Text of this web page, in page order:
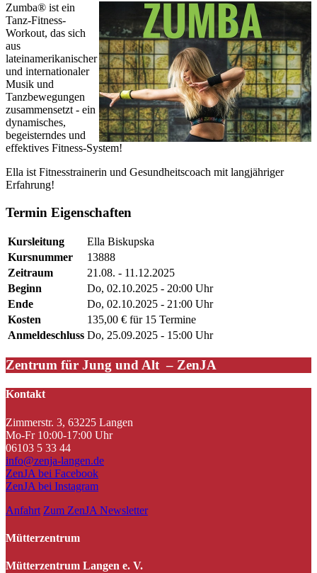
Zumba® ist ein
Tanz-Fitness-
Workout, das sich
aus
lateinamerikanischer
und internationaler
Musik und
Tanzbewegungen
zusammensetzt - ein
dynamisches,
begeisterndes und
effektives Fitness-System!
Ella ist Fitnesstrainerin und Gesundheitscoach mit langjähriger
Erfahrung!
Termin Eigenschaften
Kursleitung
Ella Biskupska
Kursnummer
13888
Zeitraum
21.08. - 11.12.2025
Beginn
Do, 02.10.2025 - 20:00 Uhr
Ende
Do, 02.10.2025 - 21:00 Uhr
Kosten
135,00 € für 15 Termine
Anmeldeschluss Do, 25.09.2025 - 15:00 Uhr
Zentrum für Jung und Alt – ZenJA
Kontakt
Zimmerstr. 3, 63225 Langen
Mo-Fr 10:00-17:00 Uhr
06103 5 33 44
info@zenja-langen.de
ZenJA bei Facebook
ZenJA bei Instagram
Anfahrt Zum ZenJA Newsletter
Mütterzentrum
Mütterzentrum Langen e. V.